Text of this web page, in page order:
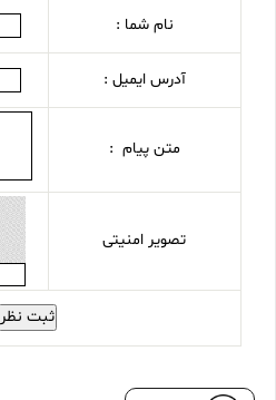
نام شما :
آدرس ایمیل :
متن پیام :
تصویر امنیتی
ثبت نظر